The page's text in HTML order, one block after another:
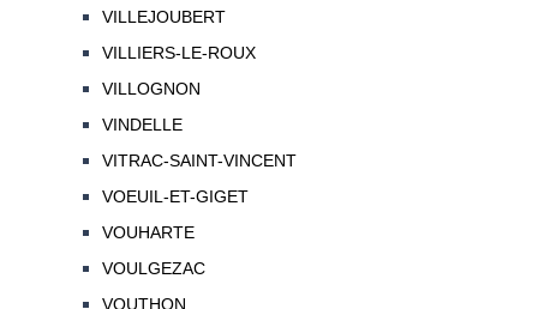
VILLEJOUBERT
VILLIERS-LE-ROUX
VILLOGNON
VINDELLE
VITRAC-SAINT-VINCENT
VOEUIL-ET-GIGET
VOUHARTE
VOULGEZAC
VOUTHON